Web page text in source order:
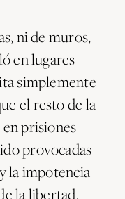
ni de muros,
en lugares
simplemente
el resto de la
prisiones
provocadas
la impotencia
la libertad.